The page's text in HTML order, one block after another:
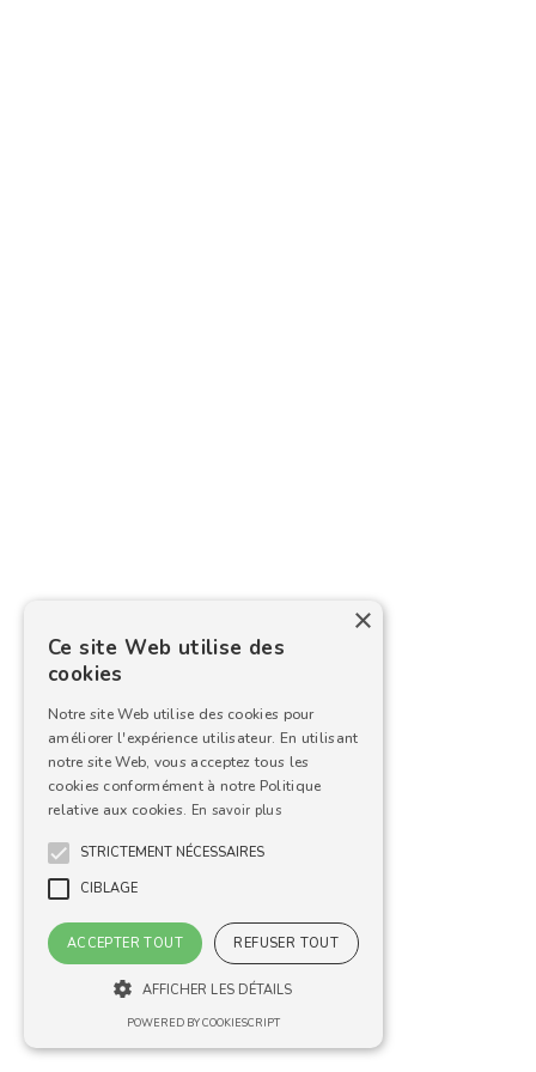
×
Ce site Web utilise des
cookies
Notre site Web utilise des cookies pour
améliorer l'expérience utilisateur. En utilisant
notre site Web, vous acceptez tous les
cookies conformément à notre Politique
relative aux cookies. En savoir plus
STRICTEMENT NÉCESSAIRES
CIBLAGE
ACCEPTER TOUT REFUSER TOUT
AFFICHER LES DÉTAILS
POWERED BY COOKIESCRIPT